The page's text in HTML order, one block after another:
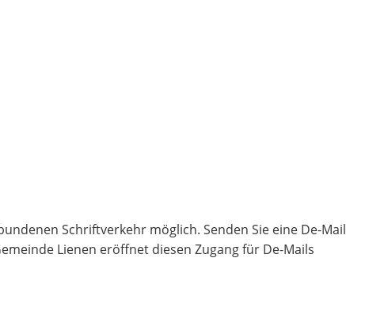
Schriftverkehr möglich. Senden Sie eine De-Mail
Lienen eröffnet diesen Zugang für De-Mails